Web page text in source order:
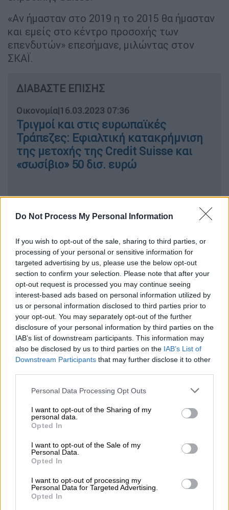
Do Not Process My Personal Information
If you wish to opt-out of the sale, sharing to third parties, or
processing of your personal or sensitive information for
targeted advertising by us, please use the below opt-out
section to confirm your selection. Please note that after your
opt-out request is processed you may continue seeing
interest-based ads based on personal information utilized by
us or personal information disclosed to third parties prior to
your opt-out. You may separately opt-out of the further
disclosure of your personal information by third parties on the
IAB’s list of downstream participants. This information may
also be disclosed by us to third parties on the IAB’s List of
Downstream Participants that may further disclose it to other
Please note that this website/app uses one or more Google
not limited to your visit or usage behaviour. You may click to
grant or deny consent to Google and its third-party tags to
use your data for below specified purposes in below Google
consent section.
Personal Data Processing Opt Outs
I want to opt-out of the Sharing of my
personal data.
Opted In
I want to opt-out of the Sale of my
Personal Data.
Opted In
I want to opt-out of processing my
Personal Data for Targeted Advertising.
Opted In
«Αν ήμασταν στο 2019 η το 2015 θα ήμασταν
και εμείς στο κέντρο προσοχής των
επενδυτών» επεσήμανε, μιλώντας στον
ΣΚΑΪ.
ΔΙΑΒΑΣΤΕ ΕΠΙΣΗΣ
Οικονομία|16.03.2023 07:36
Τριγμοί και στις ευρωπαϊκές
Τράπεζες: Εφιαλτική κατακρήμνιση
της μετοχής της Credit Suisse και
«σωσίβιο» 50 δισ. ευρώ
Ο κύριος Πατέλης χθες, με ανάρτησή του στο
επιρροή τηςτραπεζικής κρίσηςπου έχει
ξεσπάσει τα τελευταία 24ωρα στην Ελλάδα.
Οι γνωστός οικονομολόγος διαβεβαιώνε ότι
η χώρα μας δεν θα ζήσει ανάλογες αγωνίες
με εκείνες του παρελθόντος, καθώς «δεν
είναι καθόλου όπως πριν»,αποκλείοντας το
ενδεχόμενο capital controls και τους φόβους
για haircut καταθπέσεων.
Δεν θα επιβληθούν capital controls
ούτε υπάρχει κίνδυνος για κούρεμα
καταθέσεων
«Παρακολουθούμε την κατάρρευση της SVB
στην Αμερική και τα προβλήματα της Suisse
στην Ευρώπη. Κανείς δεν ξέρει πως θα
εξελιχθεί το παγκόσμιο τραπεζικό σκηνικό,
ωστόσο η χώρα μας δεν είναι καθόλου, αλλά
καθόλου, όπως ήταν πριν.Να θυμηθούμε τα
capital controls και τους φόβους για κούρεμα